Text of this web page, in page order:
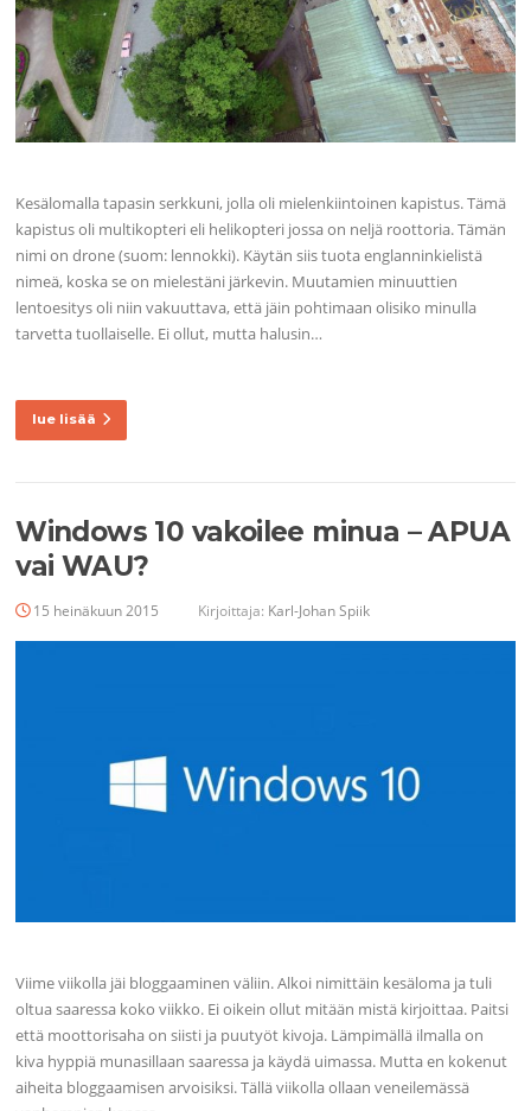
Kesälomalla tapasin serkkuni, jolla oli mielenkiintoinen kapistus. Tämä
kapistus oli multikopteri eli helikopteri jossa on neljä roottoria. Tämän
nimi on drone (suom: lennokki). Käytän siis tuota englanninkielistä
nimeä, koska se on mielestäni järkevin. Muutamien minuuttien
lentoesitys oli niin vakuuttava, että jäin pohtimaan olisiko minulla
tarvetta tuollaiselle. Ei ollut, mutta halusin…
lue lisää
Windows 10 vakoilee minua – APUA
vai WAU?
15 heinäkuun 2015 Kirjoittaja: Karl-Johan Spiik
Viime viikolla jäi bloggaaminen väliin. Alkoi nimittäin kesäloma ja tuli
oltua saaressa koko viikko. Ei oikein ollut mitään mistä kirjoittaa. Paitsi
että moottorisaha on siisti ja puutyöt kivoja. Lämpimällä ilmalla on
kiva hyppiä munasillaan saaressa ja käydä uimassa. Mutta en kokenut
aiheita bloggaamisen arvoisiksi. Tällä viikolla ollaan veneilemässä